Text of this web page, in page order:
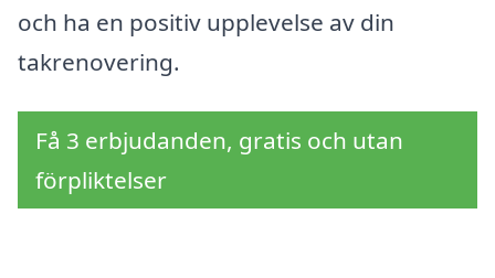
och ha en positiv upplevelse av din
takrenovering.
Få 3 erbjudanden, gratis och utan
förpliktelser